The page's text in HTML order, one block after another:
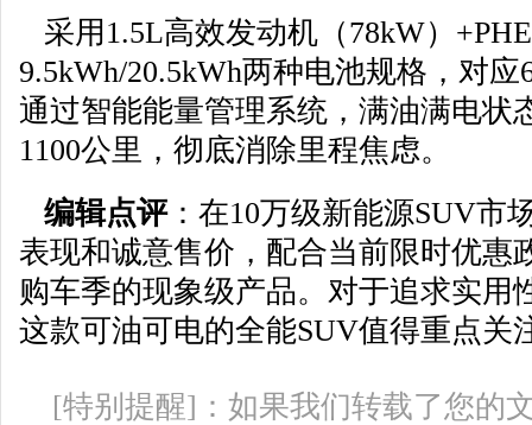
采用1.5L高效发动机（78kW）
9.5kWh/20.5kWh两种电池规格，对应
通过智能能量管理系统，满油满电状
1100公里，彻底消除里程焦虑。
编辑点评：在10万级新能源SUV市
表现和诚意售价，配合当前限时优惠
购车季的现象级产品。对于追求实用
这款可油可电的全能SUV值得重点关
[特别提醒]：如果我们转载了您的